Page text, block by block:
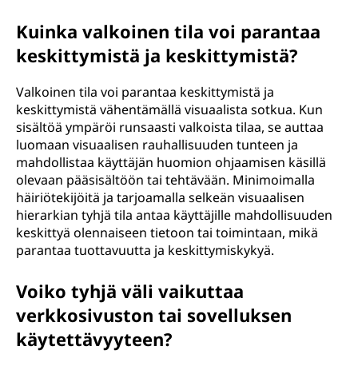
Kuinka valkoinen tila voi parantaa
keskittymistä ja keskittymistä?
Valkoinen tila voi parantaa keskittymistä ja
keskittymistä vähentämällä visuaalista sotkua. Kun
sisältöä ympäröi runsaasti valkoista tilaa, se auttaa
luomaan visuaalisen rauhallisuuden tunteen ja
mahdollistaa käyttäjän huomion ohjaamisen käsillä
olevaan pääsisältöön tai tehtävään. Minimoimalla
häiriötekijöitä ja tarjoamalla selkeän visuaalisen
hierarkian tyhjä tila antaa käyttäjille mahdollisuuden
keskittyä olennaiseen tietoon tai toimintaan, mikä
parantaa tuottavuutta ja keskittymiskykyä.
Voiko tyhjä väli vaikuttaa
verkkosivuston tai sovelluksen
käytettävyyteen?